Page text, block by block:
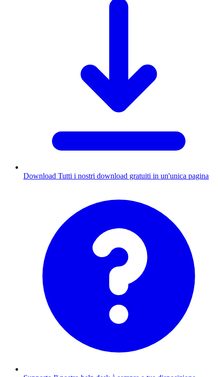
Download Tutti i nostri download gratuiti in un'unica pagina